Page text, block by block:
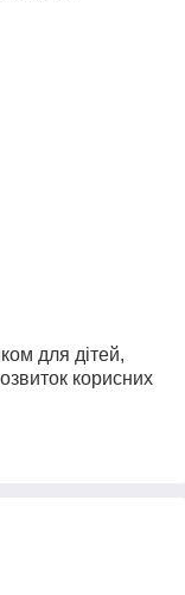
для дітей,
корисних